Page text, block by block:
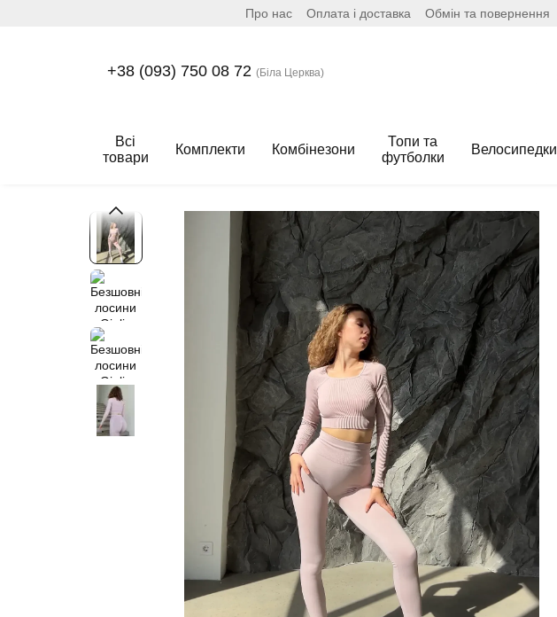
Про нас Оплата і доставка Обмін та повернення
+38 (093) 750 08 72 (Біла Церква)
Всі
товари
Комплекти Комбінезони
Топи та
футболки
Велосипедки